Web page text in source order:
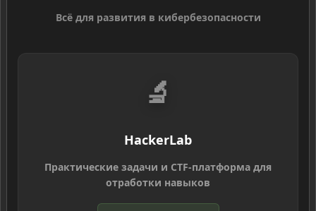
Всё для развития в кибербезопасности
🔬
HackerLab
Практические задачи и CTF-платформа для
отработки навыков